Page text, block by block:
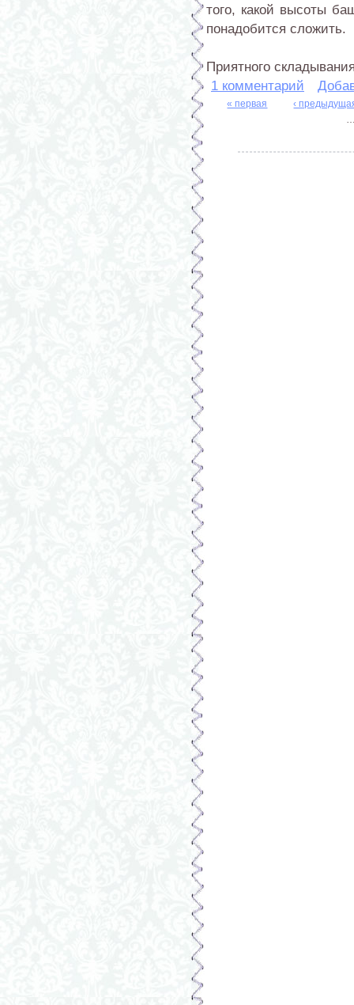
того, какой высоты
понадобится сложить.
Приятного
1 комментарий
« первая
‹